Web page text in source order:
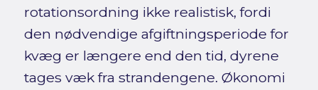
rotationsordning ikke realistisk, fordi
den nødvendige afgiftningsperiode for
kvæg er længere end den tid, dyrene
tages væk fra strandengene. Økonomi